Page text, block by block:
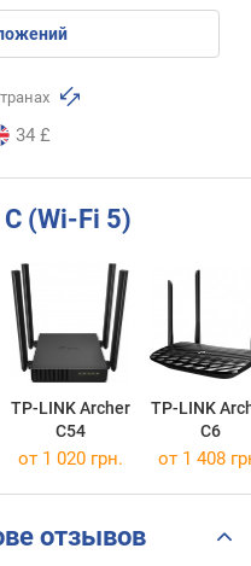
34 £
(Wi-Fi 5)
TP-LINK Archer
C54
TP-LINK
C6
от 1 020 грн. от 1 408
отзывов